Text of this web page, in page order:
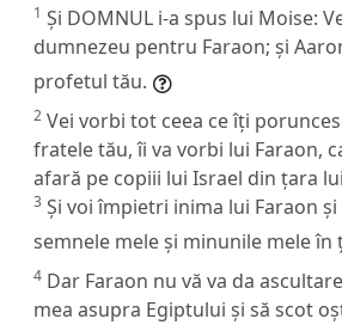
1 Și DOMNUL i-a spus lui Moise:
dumnezeu pentru Faraon; și
profetul tău.
2 Vei vorbi tot ceea ce îți
fratele tău, îi va vorbi lui Faraon,
afară pe copiii lui Israel din țara
3 Și voi împietri inima lui Faraon
semnele mele și minunile mele în
4 Dar Faraon nu vă va da
mea asupra Egiptului și să scot